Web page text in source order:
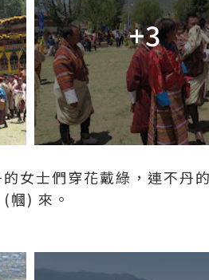
+3
女士們穿花戴綠，連不丹
幗) 來。